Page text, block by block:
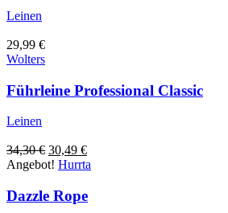
Leinen
29,99 €
Wolters
Führleine Professional Classic
Leinen
34,30€ Ursprünglicher
Preis
34,30 €
30,49 €Aktueller
Preis
30,49 €.
Angebot! Hurrta
Dazzle Rope